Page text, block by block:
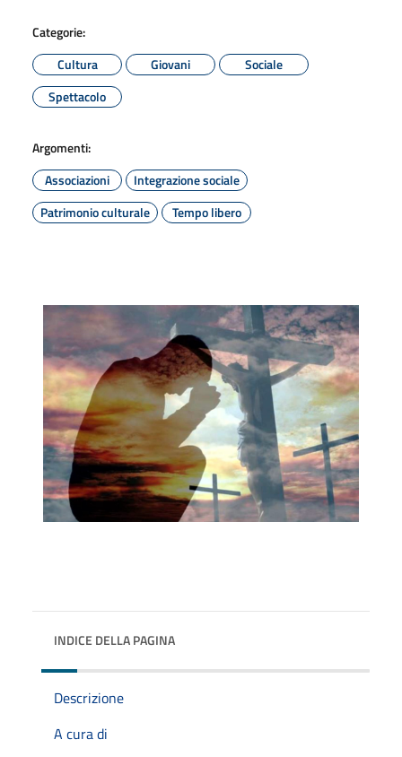
Categorie:
Cultura
Giovani
Sociale
Spettacolo
Argomenti:
Associazioni
Integrazione sociale
Patrimonio culturale
Tempo libero
INDICE DELLA PAGINA
Descrizione
A cura di